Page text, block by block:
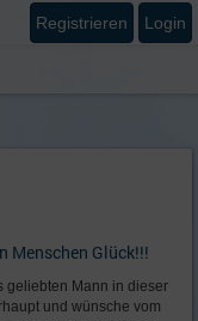
Menschen Glück!!!
geliebten Mann in dieser
und wünsche vom
Registrieren Login